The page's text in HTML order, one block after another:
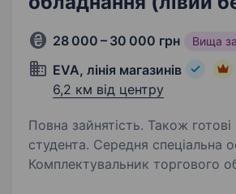
28 000 – 30 000 грн Вища
EVA, лінія магазинів
6,2 км від центру
Повна зайнятість. Також готові
студента. Середня спеціальна освіта.
Комплектувальник торгового